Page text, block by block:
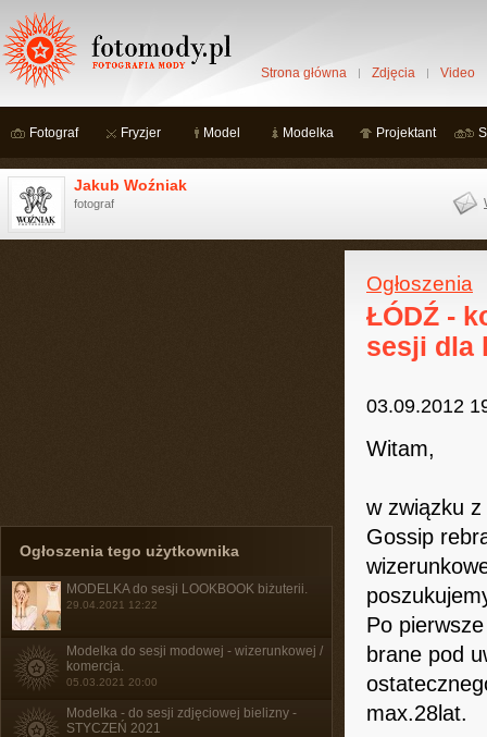
Strona główna Zdjęcia Video
Fotograf Fryzjer Model Modelka Projektant
Jakub Woźniak
fotograf
Ogłoszenia
ŁÓDŹ -
sesji dla
03.09.2012
Witam,
w związku
Gossip
Po
brane pod
max.28lat.
Ogłoszenia tego użytkownika
MODELKA do sesji LOOKBOOK biżuterii.
29.04.2021 12:22
Modelka do sesji modowej - wizerunkowej /
komercja.
05.03.2021 20:00
Modelka - do sesji zdjęciowej bielizny -
STYCZEŃ 2021